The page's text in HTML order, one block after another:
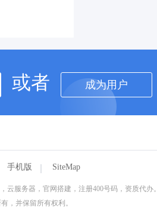
或者 成为用户
手机版 SiteMap
服务器，官网搭建，注册400号码，资质代办。
，并保留所有权利。